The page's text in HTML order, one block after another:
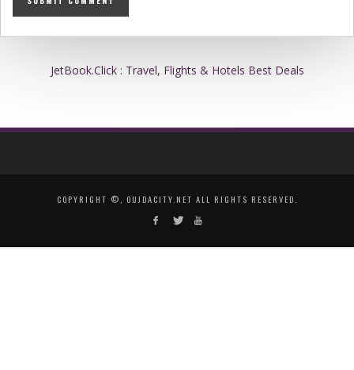
JetBook.Click : Travel, Flights & Hotels Best Deals
COPYRIGHT ©, OUJDACITY.NET ALL RIGHTS RESERVED.